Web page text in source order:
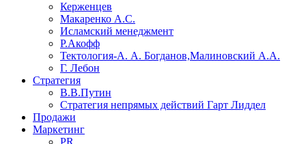
Керженцев
Макаренко А.С.
Исламский менеджмент
Р.Акофф
Тектология-А. А. Богданов,Малиновский А.А.
​Г. Лебон
Стратегия
В.В.Путин
​Стратегия непрямых действий Гарт Лиддел
Продажи
Маркетинг
PR